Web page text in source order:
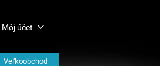
Môj účet
Veľkoobchod